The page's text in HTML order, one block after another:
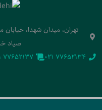
تهران، میدان شهدا، خیابان
صیاد
‭021 77652134‬
77652137‬